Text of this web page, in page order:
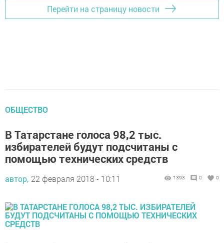
Перейти на страницу новости
ОБЩЕСТВО
В Татарстане голоса 98,2 тыс.
избирателей будут подсчитаны с
помощью технических средств
автор, 22 февраля 2018 - 10:11 1393 0 0